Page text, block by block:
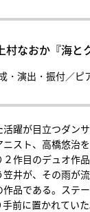
なおか『海と
・演出・振付／ピ
躍が目立つダン
スト、高橋悠治
作目のデュオ作
笠井が、その雨が
品である。ステ
前に置かれていた